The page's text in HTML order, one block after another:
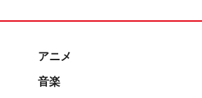
アニメ
音楽